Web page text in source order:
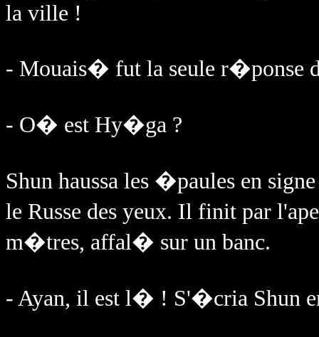
la ville !
- Mouais� fut la seule r�ponse
- O� est Hy�ga ?
Shun haussa les �paules en
le Russe des yeux. Il finit par
m�tres, affal� sur un banc.
- Ayan, il est l� ! S'�cria Shun